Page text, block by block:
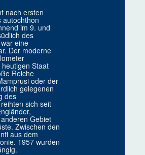
nach ersten
autochthon
im 9. und
des
eine
Der moderne
Staat
Reiche
oder der
gelegenen
des
sich seit
Gebiet
Zwischen den
aus dem
1957 wurden